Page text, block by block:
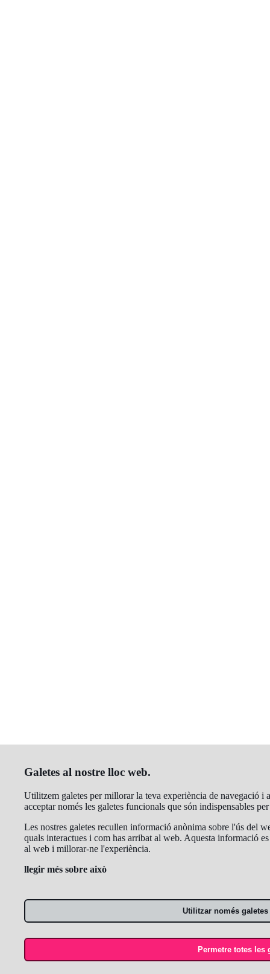
Galetes al nostre lloc web.
Utilitzem galetes per millorar la teva experiència de navegació i
acceptar només les galetes funcionals que són indispensables
Les nostres galetes recullen informació anònima sobre l'ús del
quals interactues i com has arribat al web. Aquesta informació
al web i millorar-ne l'experiència.
llegir més sobre això
Utilitzar només
Permetre totes les